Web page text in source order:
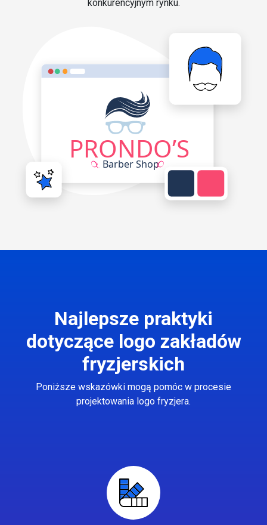
konkurencyjnym rynku.
Najlepsze praktyki
dotyczące logo zakładów
fryzjerskich
Poniższe wskazówki mogą pomóc w procesie
projektowania logo fryzjera.